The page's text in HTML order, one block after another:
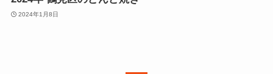
2024年1月8日